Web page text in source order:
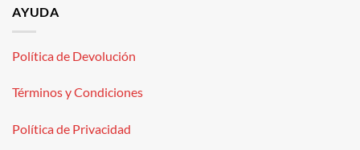
AYUDA
Política de Devolución
Términos y Condiciones
Política de Privacidad